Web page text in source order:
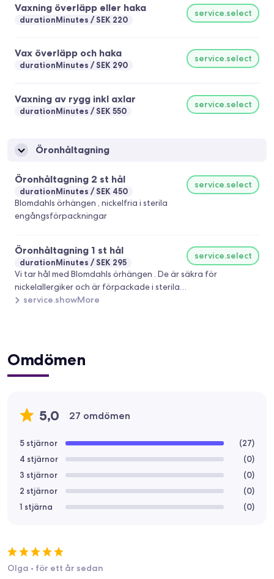
Vaxning överläpp eller haka
durationMinutes SEK 220
service.select
Vax överläpp och haka
durationMinutes SEK 290
service.select
Vaxning av rygg inkl axlar
durationMinutes SEK 550
service.select
Öronhåltagning
Öronhåltagning 2 st hål
durationMinutes SEK 450
service.select
Blomdahls örhängen , nickelfria i sterila
engångsförpackningar
Öronhåltagning 1 st hål
durationMinutes SEK 295
service.select
Vi tar hål med Blomdahls örhängen . De är säkra för
nickelallergiker och är förpackade i sterila
engångsförpackningar.
service.showMore
Omdömen
5,0 27 omdömen
5 stjärnor (27)
4 stjärnor
(0)
3 stjärnor
(0)
2 stjärnor
(0)
1 stjärna
(0)
Olga • för ett år sedan